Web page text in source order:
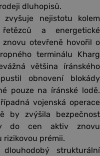
dluhopisů.
zvyšuje nejistotu kolem
řetězců a energetické
znovu otevřeně hovořil o
terminálu Kharg
většina íránského
obnovení blokády
pouze na íránské lodě.
vojenská operace
by zvýšila bezpečnost
do cen aktiv znovu
rizikovou prémii.
strukturální